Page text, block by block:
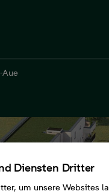
Diensten Dritter
um unsere Websites